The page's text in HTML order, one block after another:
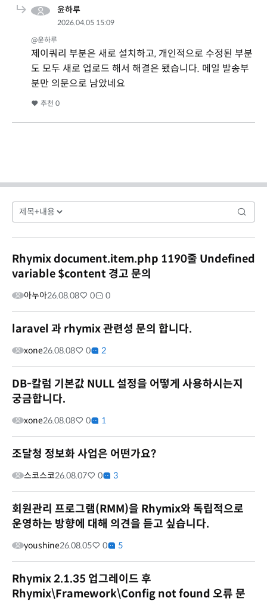
윤하루
2026.04.05 15:09
@윤하루
제이쿼리 부분은 새로 설치하고, 개인적으로 수정된 부분
도 모두 새로 업로드 해서 해결은 됐습니다. 메일 발송부
분만 의문으로 남았네요
추천 0
Rhymix document.item.php 1190줄 Undefined
variable $content 경고 문의
아누아26.08.08 0 0
laravel 과 rhymix 관련성 문의 합니다.
xone26.08.08 0 2
DB-칼럼 기본값 NULL 설정을 어떻게 사용하시는지
궁금합니다.
xone26.08.08 0 1
조달청 정보화 사업은 어떤가요?
스코스코26.08.07 0 3
회원관리 프로그램(RMM)을 Rhymix와 독립적으로
운영하는 방향에 대해 의견을 듣고 싶습니다.
youshine26.08.05 0 5
Rhymix 2.1.35 업그레이드 후
Rhymix\Framework\Config not found 오류 문